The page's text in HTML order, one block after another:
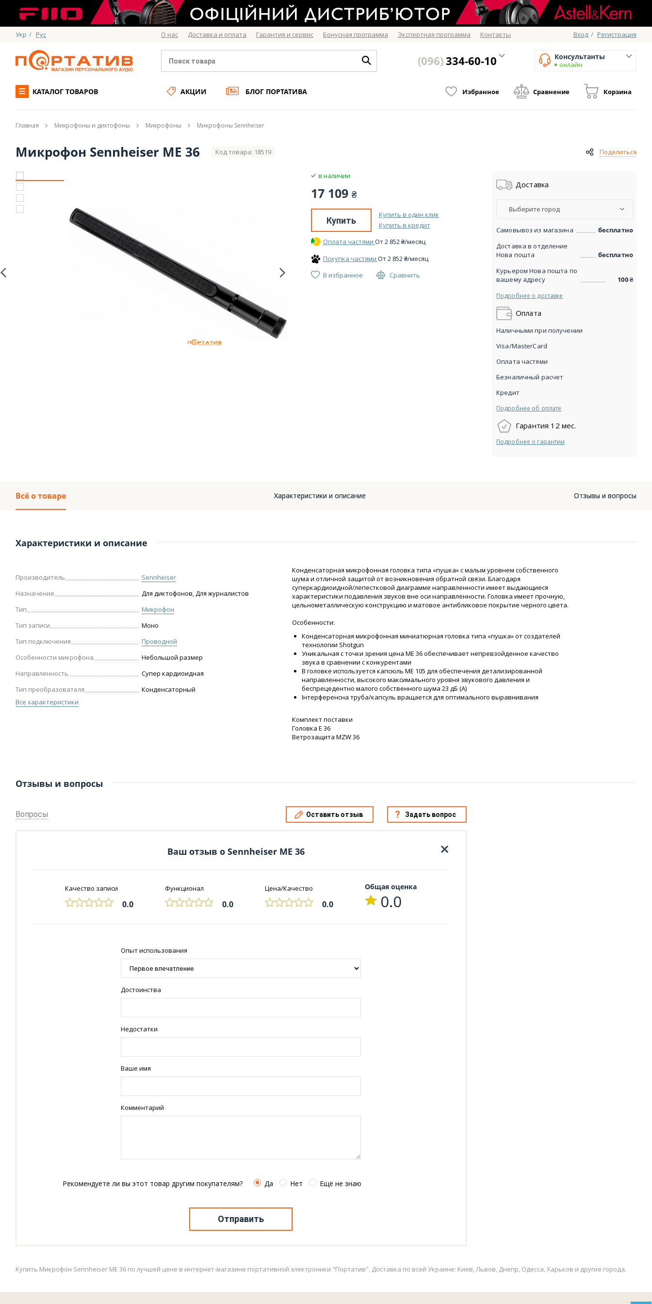
Укр / Рус О нас Доставка и оплата Гарантия и сервис Бонусная программа Экспертная программа Контакты Вход / Регистрация
(096)334-60-10 Консультанты
онлайн
КАТАЛОГ ТОВАРОВ АКЦИИ БЛОГ ПОРТАТИВА Избранное Сравнение Корзина
Главная Микрофоны и диктофоны Микрофоны Микрофоны Sennheiser
Микрофон Sennheiser ME 36 Код товара: 18519 Поделиться
в наличии
17 109 ₴
Купить
Купить в один клик
Купить в кредит
Оплата частями От2 852₴/месяц
Покупка частями От2 852₴/месяц
В избранное
Сравнить
Доставка
Выберите город
Самовывоз из магазина
бесплатно
Доставка в отделение
Нова пошта
бесплатно
Курьером Нова пошта по
вашему адресу
100₴
Подробнее о доставке
Оплата
Visa/MasterCard
Наличными при получении
Безналичный расчет
Кредит
Оплата частями
Подробнее об оплате
Гарантия 12 мес.
Подробнее о гарантии
Всё о товаре Характеристики и описание Отзывы и вопросы
Характеристики и описание
Производитель
Sennheiser
Назначение
Для диктофонов, Для журналистов
Тип
Микрофон
Тип записи
Моно
Тип подключения
Проводной
Особенности микрофона
Небольшой размер
Направленность
Супер кардиоидная
Тип преобразователя
Конденсаторный
Все характеристики
Конденсаторная микрофонная головка типа «пушка» с малым уровнем собственного
шума и отличной защитой от возникновения обратной связи. Благодаря
суперкардиоидной/лепестковой диаграмме направленности имеет выдающиеся
характеристики подавления звуков вне оси направленности. Головка имеет прочную,
цельнометаллическую конструкцию и матовое антибликовое покрытие черного цвета.
Особенности:
Конденсаторная микрофонная миниатюрная головка типа «пушка» от создателей
технологии Shotgun
Уникальная с точки зрения цена ME 36 обеспечивает непревзойденное качество
звука в сравнении с конкурентами
В головке используется капсюль ME 105 для обеспечения детализированной
направленности, высокого максимального уровня звукового давления и
беспрецедентно малого собственного шума 23 дБ (A)
Інтерференсна труба/капсуль вращается для оптимального выравнивания
Комплект поставки
Головка Е 36
Ветрозащита MZW 36
Отзывы и вопросы
Вопросы Оставить отзыв Задать вопрос
Ваш отзыв о Sennheiser ME 36
Качество записи
0.0
Функционал
0.0
Цена/Качество
0.0
Общая оценка
0.0
Опыт использования
Достоинства
Недостатки
Ваше имя
Комментарий
Рекомендуете ли вы этот товар другим покупателям? Да Нет Ещё не знаю
Отправить
Купить Микрофон Sennheiser ME 36 по лучшей цене в интернет-магазине портативной электроники "Портатив". Доставка по всей Украине: Киев, Львов, Днепр, Одесса, Харьков и другие города.